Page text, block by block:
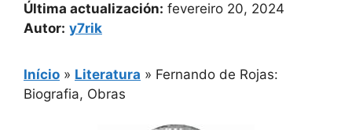
Última actualización: fevereiro 20, 2024
Autor: y7rik
Início » Literatura » Fernando de Rojas:
Biografia, Obras